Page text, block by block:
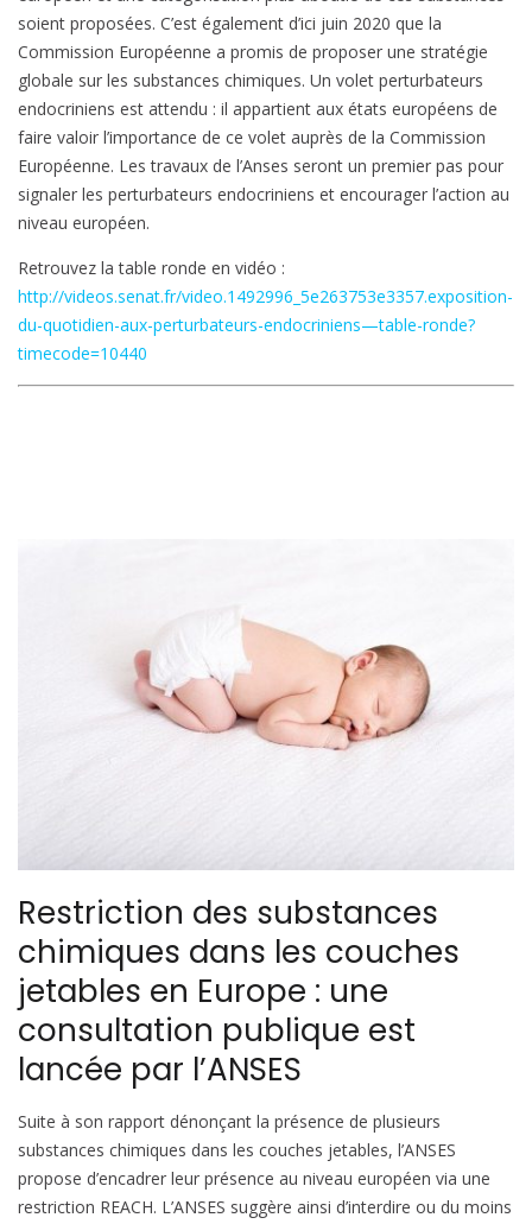
soient proposées. C’est également d’ici juin 2020 que la
Commission Européenne a promis de proposer une stratégie
globale sur les substances chimiques. Un volet perturbateurs
endocriniens est attendu : il appartient aux états européens de
faire valoir l’importance de ce volet auprès de la Commission
Européenne. Les travaux de l’Anses seront un premier pas pour
signaler les perturbateurs endocriniens et encourager l’action au
niveau européen.
Retrouvez la table ronde en vidéo :
http://videos.senat.fr/video.1492996_5e263753e3357.exposition-
du-quotidien-aux-perturbateurs-endocriniens—table-ronde?
timecode=10440
Restriction des substances
chimiques dans les couches
jetables en Europe : une
consultation publique est
lancée par l’ANSES
Suite à son rapport dénonçant la présence de plusieurs
substances chimiques dans les couches jetables, l’ANSES
propose d’encadrer leur présence au niveau européen via une
restriction REACH. L’ANSES suggère ainsi d’interdire ou du moins